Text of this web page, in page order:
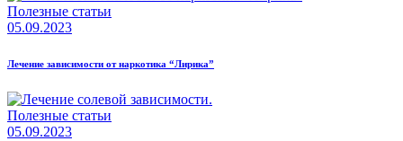
Полезные статьи
05.09.2023
Лечение зависимости от наркотика “Лирика”
Полезные статьи
05.09.2023